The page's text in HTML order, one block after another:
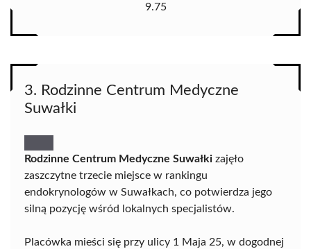
9.75
3. Rodzinne Centrum Medyczne
Suwałki
Rodzinne Centrum Medyczne Suwałki zajęło
zaszczytne trzecie miejsce w rankingu
endokrynologów w Suwałkach, co potwierdza jego
silną pozycję wśród lokalnych specjalistów.
Placówka mieści się przy ulicy 1 Maja 25, w dogodnej